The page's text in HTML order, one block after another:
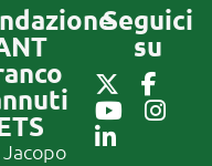
Seguici
su